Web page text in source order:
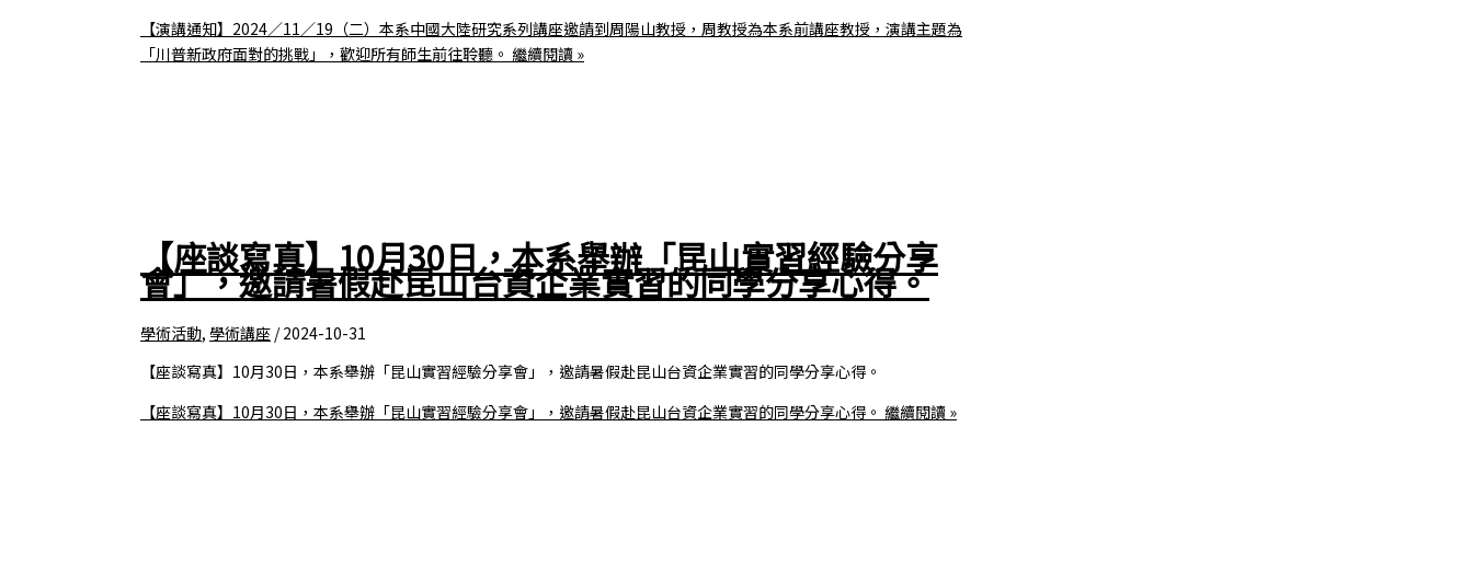
【演講通知】2024／11／19（二）本系中國大陸研究系列講座邀請到周陽山教授，周教授為本系前講座教授，演講主題為
「川普新政府面對的挑戰」，歡迎所有師生前往聆聽。 繼續閱讀 »
【座談寫真】10月30日，本系舉辦「昆山實習經驗分享
會」，邀請暑假赴昆山台資企業實習的同學分享心得。
學術活動, 學術講座 /2024-10-31
【座談寫真】10月30日，本系舉辦「昆山實習經驗分享會」，邀請暑假赴昆山台資企業實習的同學分享心得。
【座談寫真】10月30日，本系舉辦「昆山實習經驗分享會」，邀請暑假赴昆山台資企業實習的同學分享心得。 繼續閱讀 »